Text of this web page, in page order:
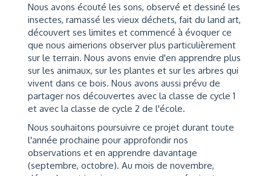
Nous avons écouté les sons, observé et dessiné les
insectes, ramassé les vieux déchets, fait du land art,
découvert ses limites et commencé à évoquer ce
que nous aimerions observer plus particulièrement
sur le terrain. Nous avons envie d'en apprendre plus
sur les animaux, sur les plantes et sur les arbres qui
vivent dans ce bois. Nous avons aussi prévu de
partager nos découvertes avec la classe de cycle 1
et avec la classe de cycle 2 de l'école.
Nous souhaitons poursuivre ce projet durant toute
l'année prochaine pour approfondir nos
observations et en apprendre davantage
(septembre, octobre). Au mois de novembre,